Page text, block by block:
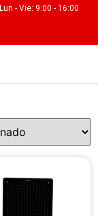
Lun - Vie: 9:00 - 16:00